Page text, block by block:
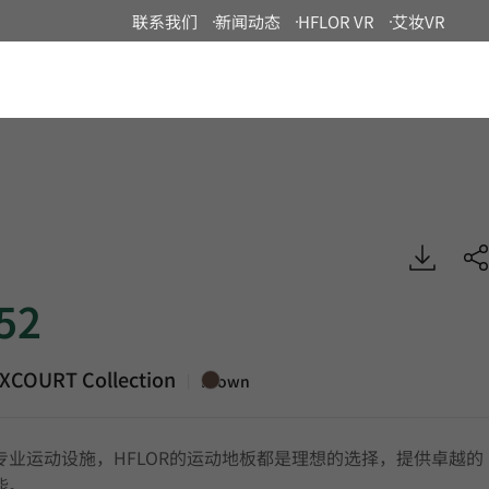
联系我们 新闻动态 HFLOR VR 艾妆VR
Collection Brown
业运动设施，HFLOR的运动地板都是理想的选择，提供卓越的